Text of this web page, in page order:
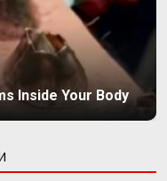
Inside Your Body